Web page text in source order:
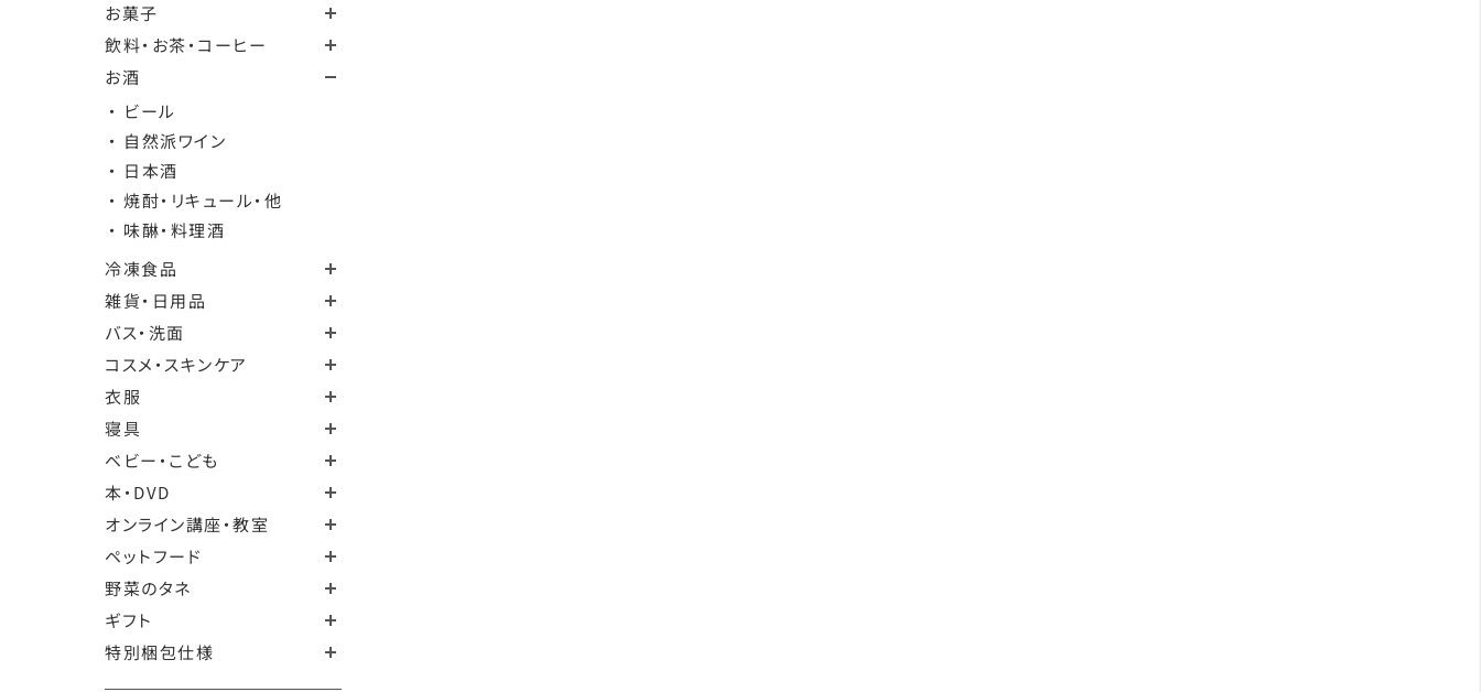
お菓子
飲料・お茶・コーヒー
お酒
・ ビール
・ 自然派ワイン
・ 日本酒
・ 焼酎・リキュール・他
・ 味醂・料理酒
冷凍食品
雑貨・日用品
バス・洗面
コスメ・スキンケア
衣服
寝具
ベビー・こども
本・DVD
オンライン講座・教室
ペットフード
野菜のタネ
ギフト
特別梱包仕様